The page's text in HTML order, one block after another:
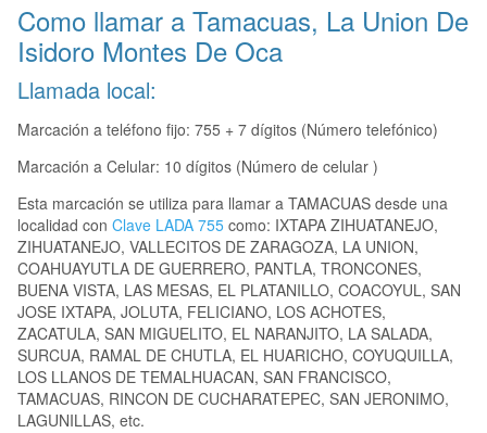
Como llamar a Tamacuas, La Union De
Isidoro Montes De Oca
Llamada local:
Marcación a teléfono fijo: 755 + 7 dígitos (Número telefónico)
Marcación a Celular: 10 dígitos (Número de celular )
Esta marcación se utiliza para llamar a TAMACUAS desde una
localidad con Clave LADA 755 como: IXTAPA ZIHUATANEJO,
ZIHUATANEJO, VALLECITOS DE ZARAGOZA, LA UNION,
COAHUAYUTLA DE GUERRERO, PANTLA, TRONCONES,
BUENA VISTA, LAS MESAS, EL PLATANILLO, COACOYUL, SAN
JOSE IXTAPA, JOLUTA, FELICIANO, LOS ACHOTES,
ZACATULA, SAN MIGUELITO, EL NARANJITO, LA SALADA,
SURCUA, RAMAL DE CHUTLA, EL HUARICHO, COYUQUILLA,
LOS LLANOS DE TEMALHUACAN, SAN FRANCISCO,
TAMACUAS, RINCON DE CUCHARATEPEC, SAN JERONIMO,
LAGUNILLAS, etc.